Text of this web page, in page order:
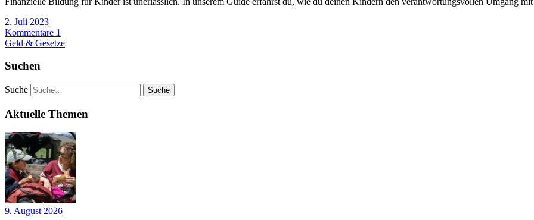
2. Juli 2023
Kommentare 1
Geld & Gesetze
Suchen
Suche
Aktuelle Themen
9. August 2026